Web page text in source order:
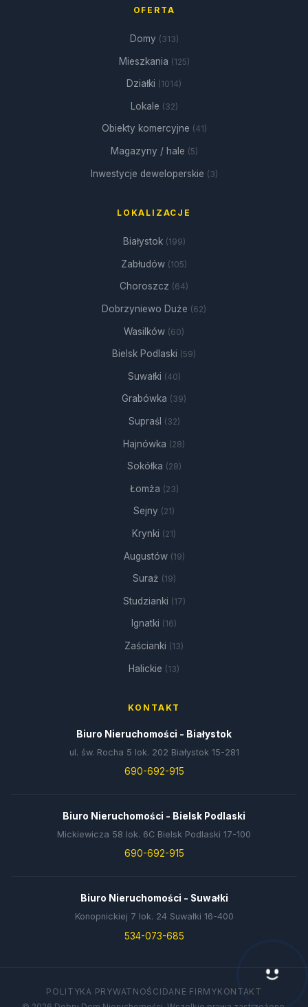
OFERTA
Domy (313)
Mieszkania (125)
Działki (1014)
Lokale (32)
Obiekty komercyjne (41)
Magazyny / hale (5)
Inwestycje deweloperskie (3)
LOKALIZACJE
Białystok (199)
Zabłudów (105)
Choroszcz (64)
Dobrzyniewo Duże (62)
Wasilków (60)
Bielsk Podlaski (59)
Suwałki (40)
Grabówka (39)
Supraśl (32)
Hajnówka (28)
Sokółka (28)
Łomża (23)
Sejny (21)
Krynki (21)
Augustów (19)
Suraż (19)
Studzianki (17)
Ignatki (16)
Zaścianki (13)
Halickie (13)
KONTAKT
Biuro Nieruchomości - Białystok
ul. św. Rocha 5 lok. 202 Białystok 15-281
690-692-915
Biuro Nieruchomości - Bielsk Podlaski
Mickiewicza 58 lok. 6C Bielsk Podlaski 17-100
690-692-915
Biuro Nieruchomości - Suwałki
Konopnickiej 7 lok. 24 Suwałki 16-400
534-073-685
POLITYKA PRYWATNOŚCI DANE FIRMYKONTAKT